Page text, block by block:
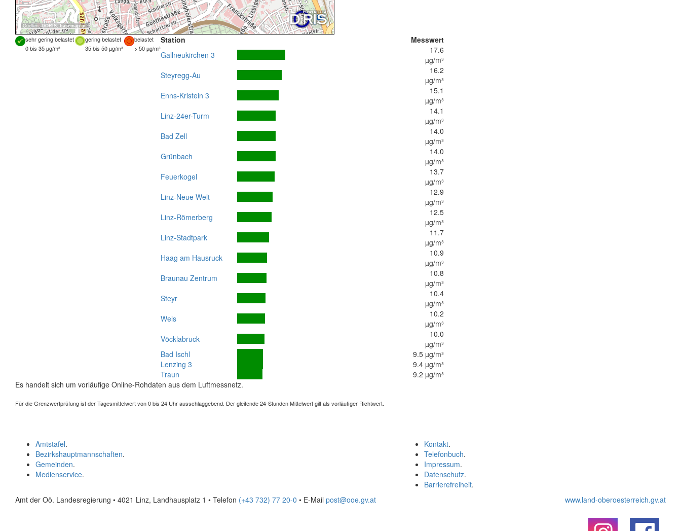
Quellen:DORIS, basemap.at
sehr gering belastet gering belastet
belastet
0 bis 35 µg/m³
35 bis 50 µg/m³ > 50 µg/m³
Station
Messwert
Gallneukirchen 3
17.6
µg/m³
Steyregg-Au
16.2
µg/m³
Enns-Kristein 3
15.1
µg/m³
Linz-24er-Turm
14.1
µg/m³
Bad Zell
14.0
µg/m³
Grünbach
14.0
µg/m³
Feuerkogel
13.7
µg/m³
Linz-Neue Welt
12.9
µg/m³
Linz-Römerberg
12.5
µg/m³
Linz-Stadtpark
11.7
µg/m³
Haag am Hausruck
10.9
µg/m³
Braunau Zentrum
10.8
µg/m³
Steyr
10.4
µg/m³
Wels
10.2
µg/m³
Vöcklabruck
10.0
µg/m³
Bad Ischl
9.5 µg/m³
Lenzing 3
9.4 µg/m³
Traun
9.2 µg/m³
Es handelt sich um vorläufige Online-Rohdaten aus dem Luftmessnetz.
Für die Grenzwertprüfung ist der Tagesmittelwert von 0 bis 24 Uhr ausschlaggebend. Der gleitende 24-Stunden Mittelwert gilt als vorläufiger Richtwert.
Kontakt.
Telefonbuch.
Impressum.
Datenschutz.
Barrierefreiheit.
Amtstafel.
Bezirkshauptmannschaften.
Gemeinden.
Medienservice.
Amt der Oö. Landesregierung • 4021 Linz, Landhausplatz 1 • Telefon (+43 732) 77 20-0 • E-Mail post@ooe.gv.at www.land-oberoesterreich.gv.at